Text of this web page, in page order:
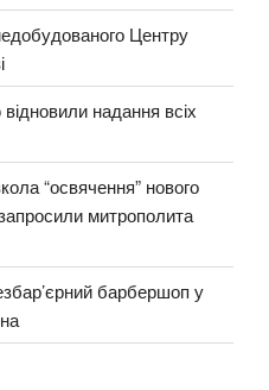
Центру
надання всіх
“освячення” нового
митрополита
барбершоп у